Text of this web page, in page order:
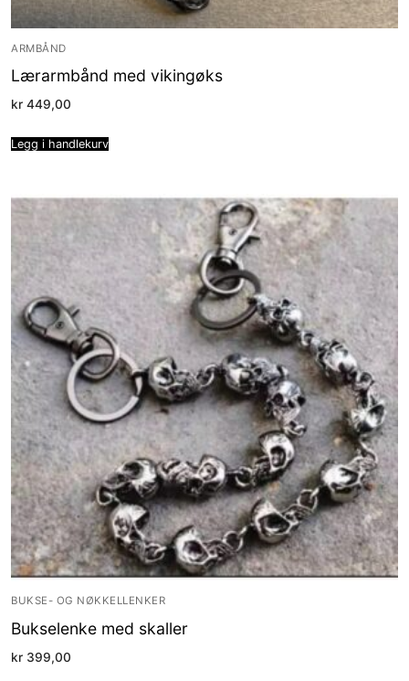
ARMBÅND
Lærarmbånd med vikingøks
kr 449,00
Legg i handlekurv
BUKSE- OG NØKKELLENKER
Bukselenke med skaller
kr 399,00